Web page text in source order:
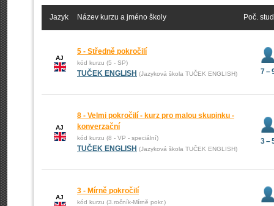
Jazyk Název kurzu a jméno školy Poč.
AJ
5 - Středně pokročilí
kód kurzu (5 - SP)
TUČEK ENGLISH (Jazyková škola TUČEK ENGLISH) 7 –
AJ
8 - Velmi pokročilí - kurz pro malou skupinku -
konverzační
kód kurzu (8 - VP - speciální)
TUČEK ENGLISH (Jazyková škola TUČEK ENGLISH)
3 –
AJ
3 - Mírně pokročilí
kód kurzu (3.ročník-Mírně pokr.)